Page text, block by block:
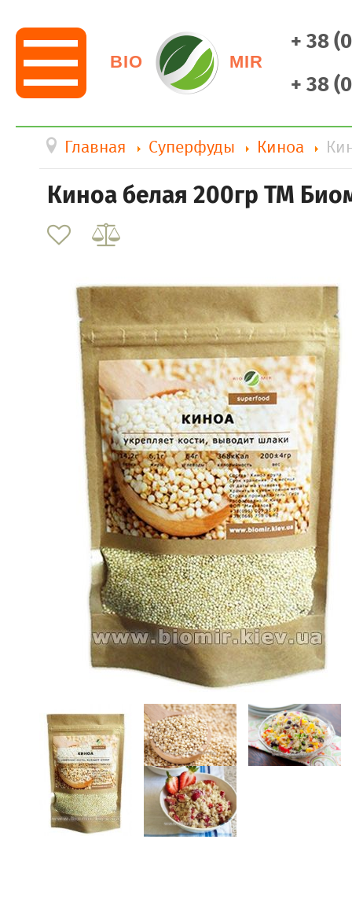
BIO MIR
+ 38
+ 38
Главная Суперфуды Киноа
Киноа белая 200гр ТМ